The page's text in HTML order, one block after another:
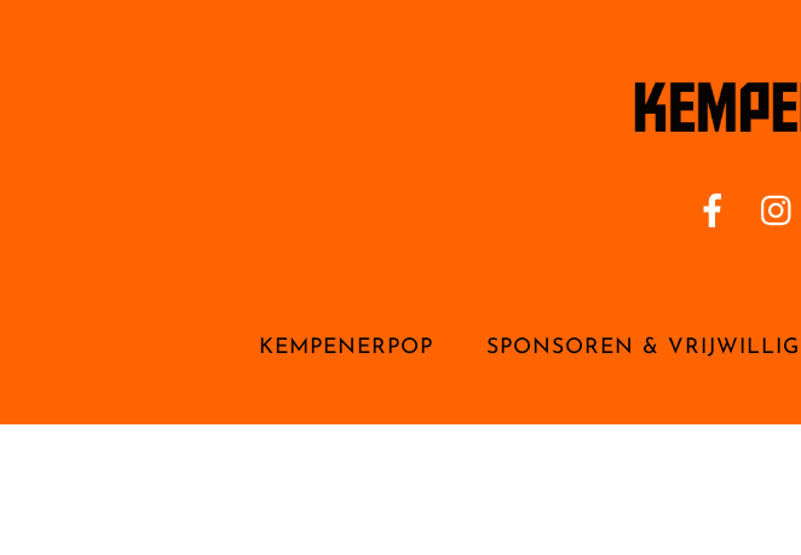
KEMPENERPOP SPONSOREN &